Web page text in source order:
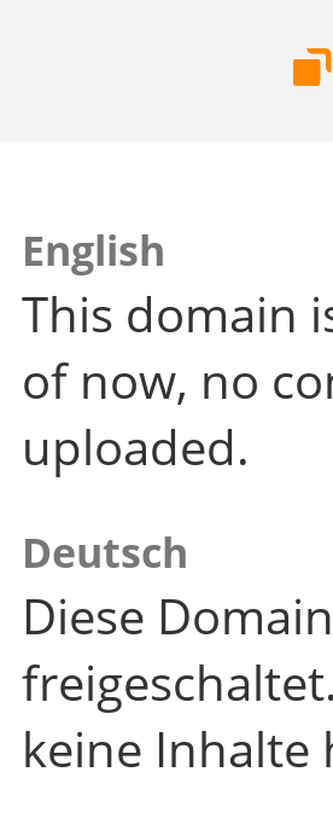
English
This domain
of now, no
uploaded.
Deutsch
Diese
keine Inhalte